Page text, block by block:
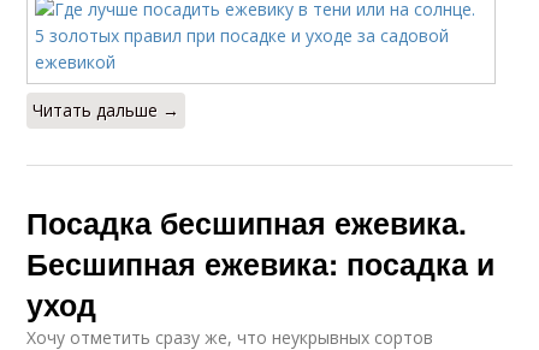
Читать дальше →
Посадка бесшипная ежевика.
Бесшипная ежевика: посадка и
уход
Хочу отметить сразу же, что неукрывных сортов